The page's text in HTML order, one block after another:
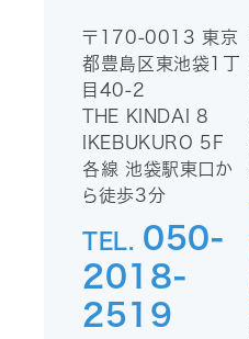
〒170-0013 東京
都豊島区東池袋1丁
目40-2
THE KINDAI 8
IKEBUKURO 5F
各線 池袋駅東口か
ら徒歩3分
TEL. 050-
2018-
2519